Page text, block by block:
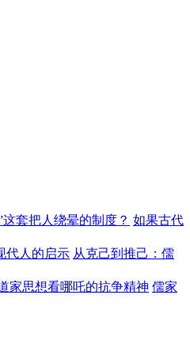
套把人绕晕的制度？ 如果古代
代人的启示 从克己到推己：儒
家思想看哪吒的抗争精神 儒家